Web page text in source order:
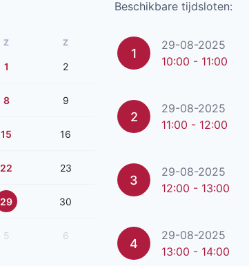
Z Z
1 2
8 9
15 16
22 23
29 30
5 6
Beschikbare tijdsloten:
1
29-08-2025
10:00 - 11:00
2
29-08-2025
11:00 - 12:00
3
29-08-2025
12:00 - 13:00
4
29-08-2025
13:00 - 14:00